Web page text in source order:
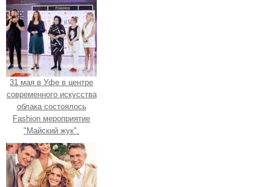
31 мая в Уфе в центре
современного искусства
облака состоялось
Fashion мероприятие
"Майский жук".